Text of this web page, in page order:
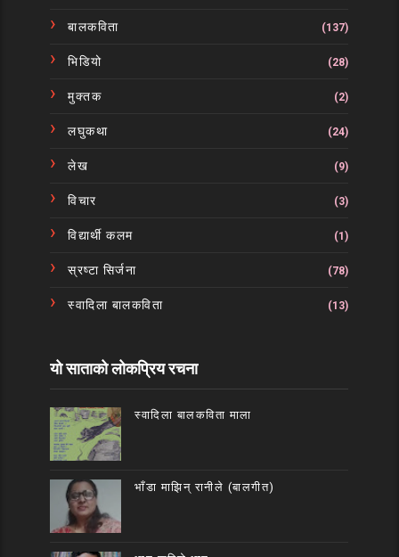
बालकविता (137)
भिडियो (28)
मुक्तक (2)
लघुकथा (24)
लेख (9)
विचार (3)
विद्यार्थी कलम (1)
स्रष्टा सिर्जना (78)
स्वादिला बालकविता (13)
यो साताको लोकप्रिय रचना
स्वादिला बालकविता माला
भाँडा माझिन् रानीले (बालगीत)